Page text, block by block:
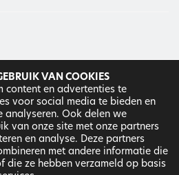
VAN COOKIES
content en advertenties te
voor social media te bieden en
analyseren. Ook delen we
van onze site met onze partners
en analyse. Deze partners
met andere informatie die
die ze hebben verzameld op basis